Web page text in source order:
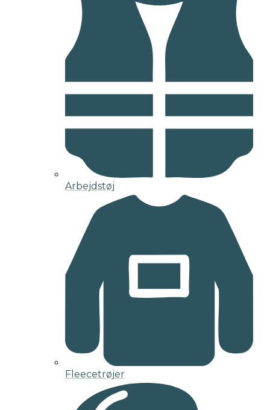
Arbejdstøj
Fleecetrøjer